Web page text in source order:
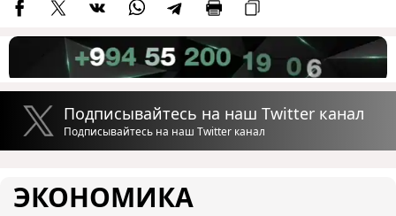
Подписывайтесь на наш Twitter канал
Подписывайтесь на наш Twitter канал
ЭКОНОМИКА